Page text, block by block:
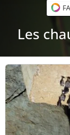
Les